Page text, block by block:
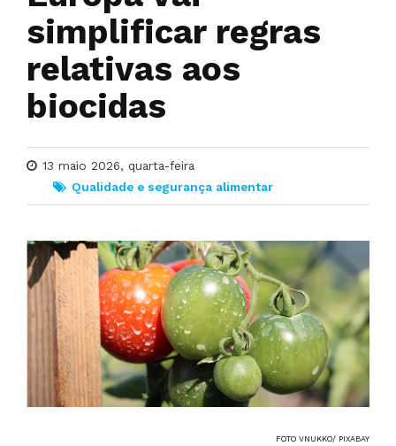
simplificar regras
relativas aos
biocidas
13 maio 2026, quarta-feira
Qualidade e segurança alimentar
FOTO VNUKKO/ PIXABAY